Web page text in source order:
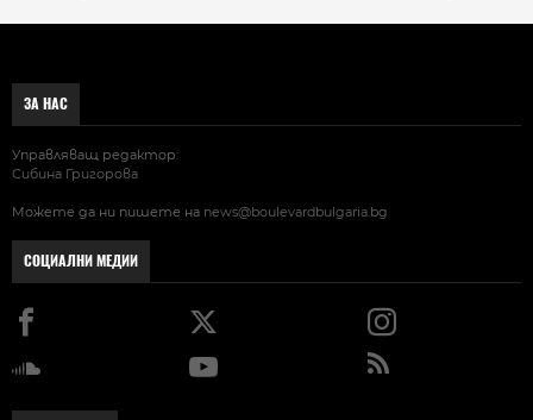
ЗА НАС
Управляващ редактор:
Сибина Григорова
Можете да ни пишете на news@boulevardbulgaria.bg
СОЦИАЛНИ МЕДИИ